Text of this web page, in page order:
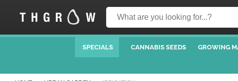
SPECIALS CANNABIS SEEDS GROWING